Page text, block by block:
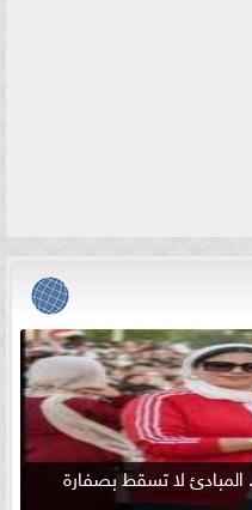
لا تسقط بصفارة